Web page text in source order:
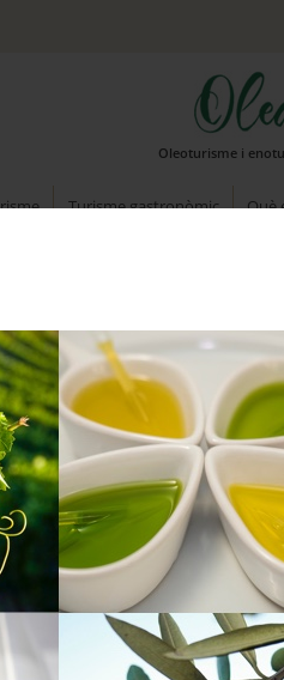
Oleoturisme i
Turisme gastronòmic Què